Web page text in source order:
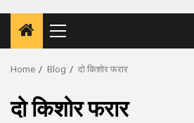
Primary
Menu
Home Blog दो किशोर फरार
दो किशोर फरार